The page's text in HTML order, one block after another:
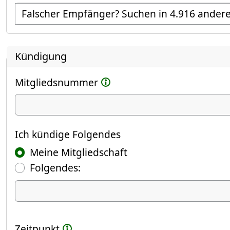
Empfänger suchen
Kündigung
Mitgliedsnummer
Ich kündige
Ich kündige Folgendes
Meine Mitgliedschaft
Folgendes:
Ich kündige Folgendes